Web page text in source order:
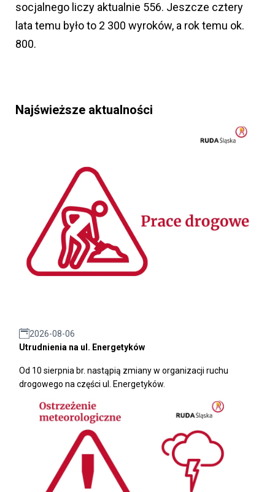
socjalnego liczy aktualnie 556. Jeszcze cztery
lata temu było to 2 300 wyroków, a rok temu ok.
800.
Najświeższe aktualności
2026-08-06
Utrudnienia na ul. Energetyków
Od 10 sierpnia br. nastąpią zmiany w organizacji ruchu
drogowego na części ul. Energetyków.